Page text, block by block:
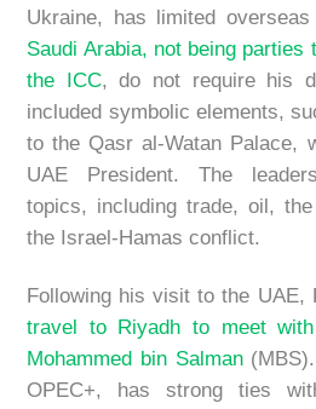
Ukraine, has limited overseas
Saudi Arabia, not being parties
the ICC, do not require his
included symbolic elements,
to the Qasr al-Watan Palace,
UAE President. The
topics, including trade, oil,
the Israel-Hamas conflict.
Following his visit to the UAE,
travel to Riyadh to meet
Mohammed bin Salman
OPEC+, has strong ties